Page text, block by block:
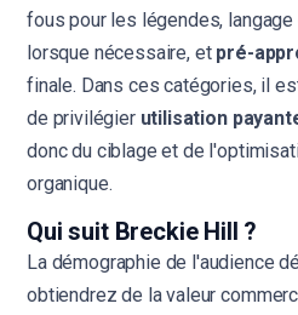
fous pour les légendes,
lorsque nécessaire, et pré-
finale. Dans ces catégories, il
de privilégier utilisation
donc du ciblage et de
organique.
Qui suit Breckie Hill ?
La démographie de l'audience
obtiendrez de la valeur